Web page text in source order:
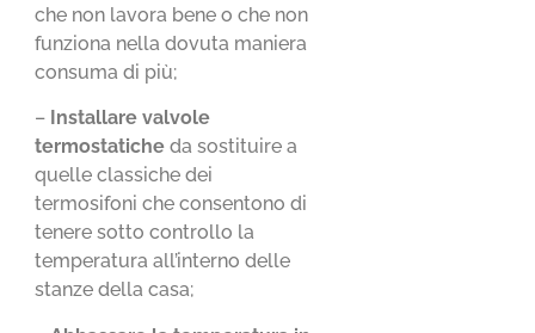
che non lavora bene o che non
funziona nella dovuta maniera
consuma di più;
– Installare valvole
termostatiche da sostituire a
quelle classiche dei
termosifoni che consentono di
tenere sotto controllo la
temperatura all’interno delle
stanze della casa;